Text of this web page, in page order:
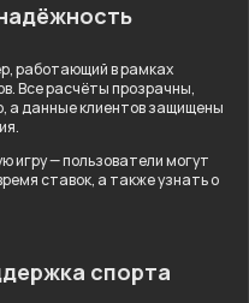
работающий в рамках
Все расчёты прозрачны,
а данные клиентов защищены
игру — пользователи могут
ставок, а также узнать о
спорта